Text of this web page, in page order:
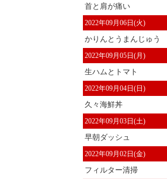
首と肩が痛い
2022年09月06日(火)
かりんとうまんじゅう
2022年09月05日(月)
生ハムとトマト
2022年09月04日(日)
久々海鮮丼
2022年09月03日(土)
早朝ダッシュ
2022年09月02日(金)
フィルター清掃